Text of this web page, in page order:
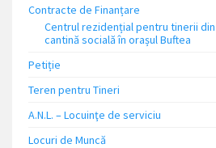
Contracte de Finanțare
Centrul rezidențial pentru tinerii
cantină socială în orașul Buftea
Petiție
Teren pentru Tineri
A.N.L. – Locuinţe de serviciu
Locuri de Muncă